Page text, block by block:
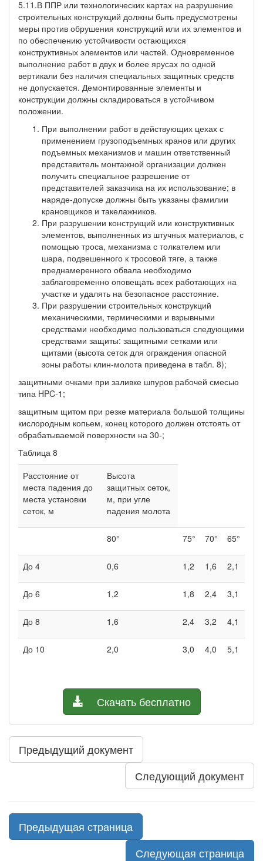
5.11.В ППР или технологических картах на разрушение
строительных конструкций должны быть предусмотрены
меры против обрушения конструкций или их элементов и
по обеспечению устойчивости остающихся
конструктивных элементов или частей. Одновременное
выполнение работ в двух и более ярусах по одной
вертикали без наличия специальных защитных средств
не допускается. Демонтированные элементы и
конструкции должны складироваться в устойчивом
положении.
При выполнении работ в действующих цехах с
применением грузоподъемных кранов или других
подъемных механизмов и машин ответственный
представитель монтажной организации должен
получить специальное разрешение от
представителей заказчика на их использование; в
наряде-допуске должны быть указаны фамилии
крановщиков и такелажников.
При разрушении конструкций или конструктивных
элементов, выполненных из штучных материалов, с
помощью троса, механизма с толкателем или
шара, подвешенного к тросовой тяге, а также
преднамеренного обвала необходимо
заблаговременно оповещать всех работающих на
участке и удалять на безопасное расстояние.
При разрушении строительных конструкций
механическими, термическими и взрывными
средствами необходимо пользоваться следующими
средствами защиты: защитными сетками или
щитами (высота сеток для ограждения опасной
зоны работы клин-молота приведена в табл. 8);
защитными очками при заливке шпуров рабочей смесью
типа HPC-1;
защитным щитом при резке материала большой толщины
кислородным копьем, конец которого должен отстоять от
обрабатываемой поверхности на 30-;
Таблица 8
Расстояние от
места падения до
места установки
сеток, м
Высота
защитных сеток,
м, при угле
падения молота
80° 75° 70° 65°
До 4 0,6 1,2 1,6 2,1
До 6 1,2 1,8 2,4 3,1
До 8 1,6 2,4 3,2 4,1
До 10 2,0 3,0 4,0 5,1
Скачать бесплатно
Предыдущий документ
Следующий документ
Предыдущая страница
Следующая страница